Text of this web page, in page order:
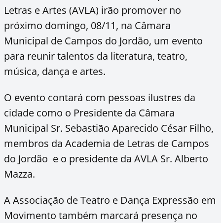
Letras e Artes (AVLA) irão promover no
próximo domingo, 08/11, na Câmara
Municipal de Campos do Jordão, um evento
para reunir talentos da literatura, teatro,
música, dança e artes.
O evento contará com pessoas ilustres da
cidade como o Presidente da Câmara
Municipal Sr. Sebastião Aparecido César Filho,
membros da Academia de Letras de Campos
do Jordão e o presidente da AVLA Sr. Alberto
Mazza.
A Associação de Teatro e Dança Expressão em
Movimento também marcará presença no